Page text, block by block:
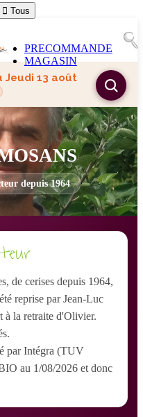
 Tous
PRECOMMANDE
MAGASIN
Jeudi 13 août
depuis 1964
de cerises depuis 1964,
reprise par Jean-Luc
à la retraite d'Olivier.
par Intégra (TUV
au 1/08/2026 et donc